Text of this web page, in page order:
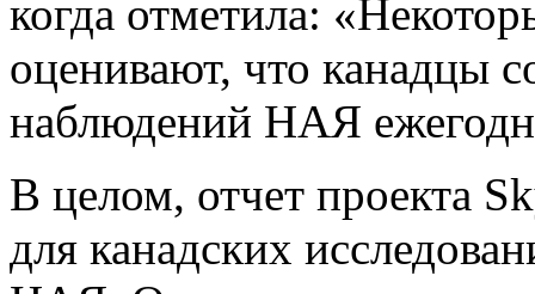
когда отметила:
оценивают, что канадцы
наблюдений НАЯ
В целом, отчет проекта
для канадских